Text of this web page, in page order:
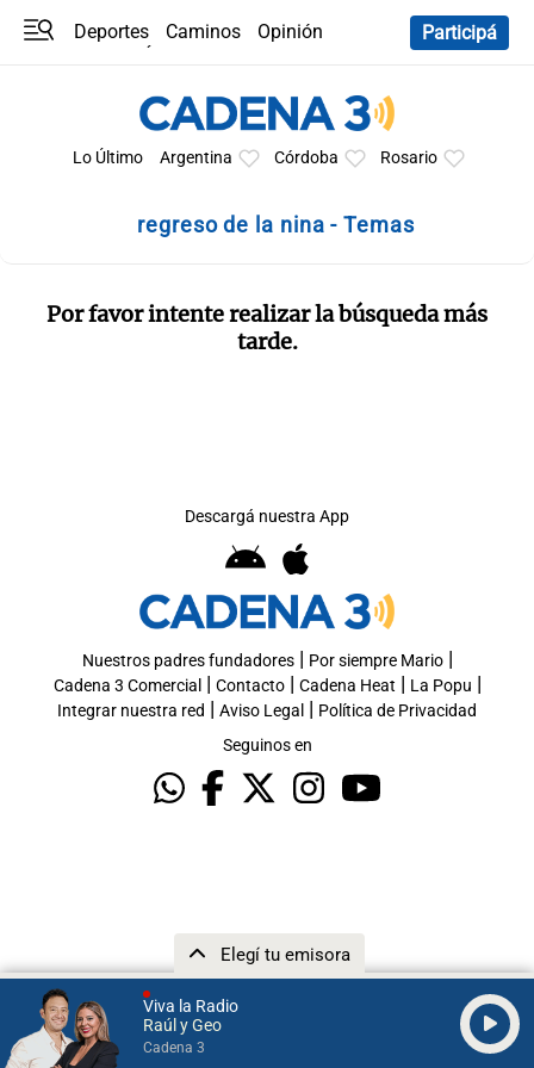
Viva la Radio
Raúl y Geo
Cadena 3
Elegí tu emisora
Deportes Caminos
Opinión
Participá
Lo Último Argentina Córdoba Rosario
regreso de la nina - Temas
Por favor intente realizar la búsqueda más
tarde.
Descargá nuestra App
Nuestros padres fundadores| Por siempre Mario|
Cadena 3 Comercial | Contacto| Cadena Heat | La Popu |
Integrar nuestra red | Aviso Legal | Política de Privacidad
Seguinos en